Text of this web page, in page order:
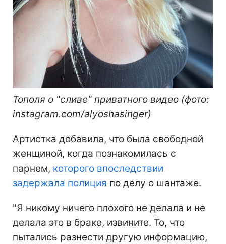
Тополя о "сливе" приватного видео (фото:
instagram.com/alyoshasinger)
Артистка добавила, что была свободной
женщиной, когда познакомилась с
парнем, которого впоследствии
задержала полиция по делу о шантаже.
"Я никому ничего плохого не делала и не
делала это в браке, извините. То, что
пытались разнести другую информацию,